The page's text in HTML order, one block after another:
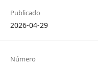
Publicado
2026-04-29
Número